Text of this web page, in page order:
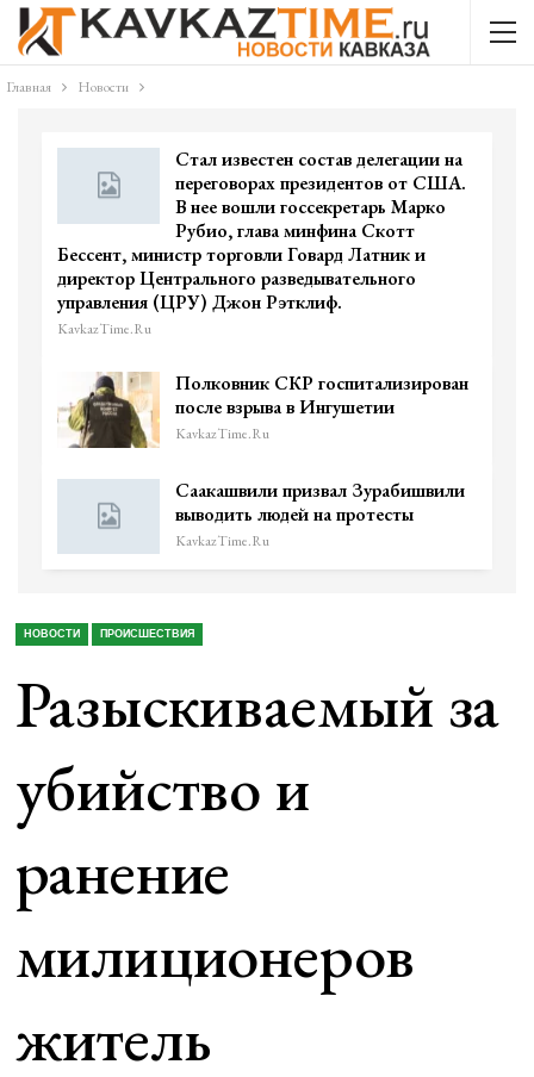
Главная Новости
Стал известен состав делегации на
переговорах президентов от США.
В нее вошли госсекретарь Марко
Рубио, глава минфина Скотт
Бессент, министр торговли Говард Латник и
директор Центрального разведывательного
управления (ЦРУ) Джон Рэтклиф.
KavkazTime.ru
Полковник СКР госпитализирован
после взрыва в Ингушетии
KavkazTime.ru
Саакашвили призвал Зурабишвили
выводить людей на протесты
KavkazTime.ru
НОВОСТИ ПРОИСШЕСТВИЯ
Разыскиваемый за
убийство и
ранение
милиционеров
житель